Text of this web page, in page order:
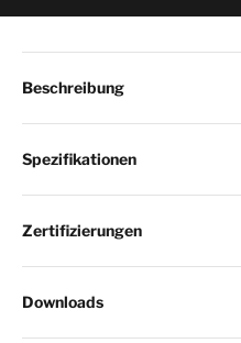
Beschreibung
Spezifikationen
Zertifizierungen
Downloads